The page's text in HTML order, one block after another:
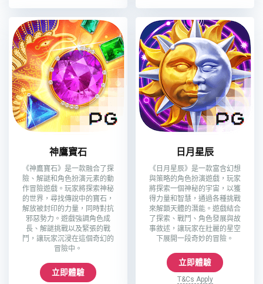
神鷹寶石
《神鷹寶石》是一款融合了探
險、解謎和角色扮演元素的動
作冒險遊戲。玩家將探索神秘
的世界，尋找傳說中的寶石，
解放被封印的力量，同時對抗
邪惡勢力。遊戲強調角色成
長、解謎挑戰以及緊張的戰
鬥，讓玩家沉浸在這個奇幻的
冒險中。
立即體驗
日月星辰
《日月星辰》是一款富含幻想
與策略的角色扮演遊戲，玩家
將探索一個神秘的宇宙，以獲
得力量和智慧，通過各種挑戰
來解鎖天體的潛能。遊戲結合
了探索、戰鬥、角色發展與故
事敘述，讓玩家在壯麗的星空
下展開一段奇妙的冒險。
立即體驗
T&Cs Apply